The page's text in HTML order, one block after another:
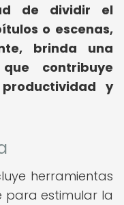
de dividir el
o escenas,
brinda una
contribuye
y
herramientas
para estimular la